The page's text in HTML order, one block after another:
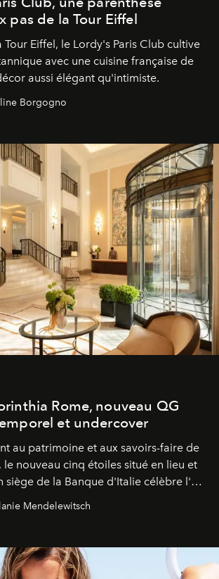
pas de la Tour Eiffel
Tour Eiffel, le Lordy's Paris Club cultive
avec une cuisine française de
aussi élégant qu'intimiste.
Borgogno
Rome, nouveau QG
et undercover
au patrimoine et aux savoirs-faire de
le nouveau cinq étoiles situé en lieu et
siège de la Banque d'Italie célèbre l'art
dans toute son élégance intemporelle.
Mendelewitsch